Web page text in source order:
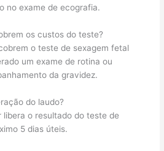
no exame de ecografia.
os custos do teste?
o teste de sexagem fetal
um exame de rotina ou
da gravidez.
do laudo?
libera o resultado do teste de
5 dias úteis.